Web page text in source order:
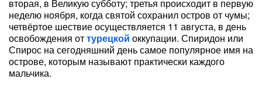
вторая, в Великую субботу; третья происходит в первую
неделю ноября, когда святой сохранил остров от чумы;
четвёртое шествие осуществляется 11 августа, в день
освобождения оттурецкой оккупации. Спиридон или
Спирос на сегодняшний день самое популярное имя на
острове, которым называют практически каждого
мальчика.